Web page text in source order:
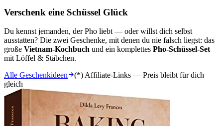
Verschenk eine Schüssel Glück
Du kennst jemanden, der Pho liebt — oder willst dich selbst
ausstatten? Die zwei Geschenke, mit denen du nie falsch liegst: das
große Vietnam-Kochbuch und ein komplettes Pho-Schüssel-Set
mit Löffel & Stäbchen.
Alle Geschenkideen
(*) Affiliate-Links — Preis bleibt für dich
gleich